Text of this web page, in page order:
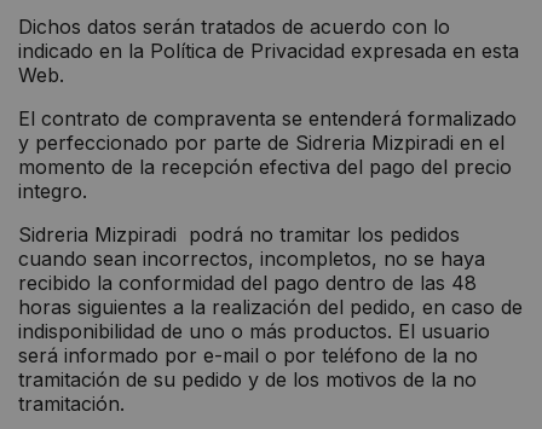
Dichos datos serán tratados de acuerdo con lo
indicado en la Política de Privacidad expresada en esta
Web.
El contrato de compraventa se entenderá formalizado
y perfeccionado por parte de Sidreria Mizpiradi en el
momento de la recepción efectiva del pago del precio
integro.
Sidreria Mizpiradi podrá no tramitar los pedidos
cuando sean incorrectos, incompletos, no se haya
recibido la conformidad del pago dentro de las 48
horas siguientes a la realización del pedido, en caso de
indisponibilidad de uno o más productos. El usuario
será informado por e-mail o por teléfono de la no
tramitación de su pedido y de los motivos de la no
tramitación.